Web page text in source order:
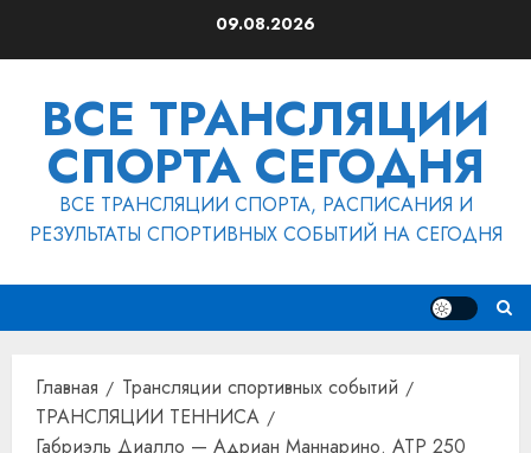
09.08.2026
ВСЕ ТРАНСЛЯЦИИ
СПОРТА СЕГОДНЯ
ВСЕ ТРАНСЛЯЦИИ СПОРТА, РАСПИСАНИЯ И
РЕЗУЛЬТАТЫ СПОРТИВНЫХ СОБЫТИЙ НА СЕГОДНЯ
Главная
Трансляции спортивных событий
ТРАНСЛЯЦИИ ТЕННИСА
Габриэль Диалло — Адриан Маннарино. ATP 250